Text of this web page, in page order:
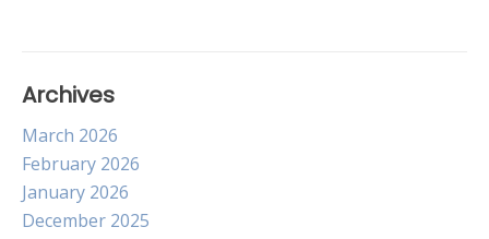
Archives
March 2026
February 2026
January 2026
December 2025